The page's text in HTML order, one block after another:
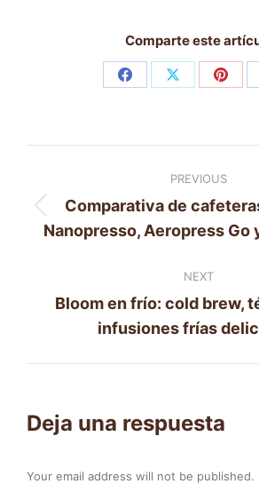
Comparte este
Share Share Share
navigation
PREVIOUS
Previous
post:
Comparativa de
Nanopresso, Aeropress Go
NEXT
Next
post:
Bloom en frío: cold brew,
infusiones frías
Deja una respuesta
Your email address will not be published.